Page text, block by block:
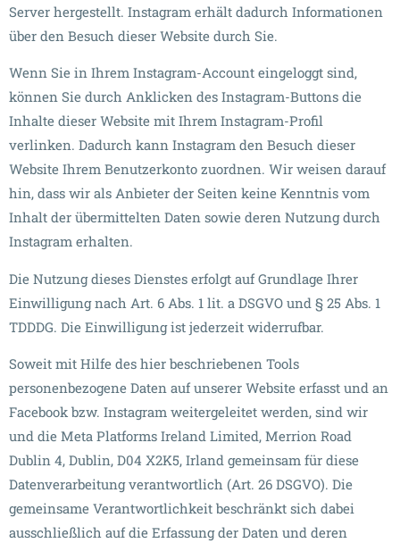
Server hergestellt. Instagram erhält dadurch Informationen
über den Besuch dieser Website durch Sie.
Wenn Sie in Ihrem Instagram-Account eingeloggt sind,
können Sie durch Anklicken des Instagram-Buttons die
Inhalte dieser Website mit Ihrem Instagram-Profil
verlinken. Dadurch kann Instagram den Besuch dieser
Website Ihrem Benutzerkonto zuordnen. Wir weisen darauf
hin, dass wir als Anbieter der Seiten keine Kenntnis vom
Inhalt der übermittelten Daten sowie deren Nutzung durch
Instagram erhalten.
Die Nutzung dieses Dienstes erfolgt auf Grundlage Ihrer
Einwilligung nach Art. 6 Abs. 1 lit. a DSGVO und § 25 Abs. 1
TDDDG. Die Einwilligung ist jederzeit widerrufbar.
Soweit mit Hilfe des hier beschriebenen Tools
personenbezogene Daten auf unserer Website erfasst und an
Facebook bzw. Instagram weitergeleitet werden, sind wir
und die Meta Platforms Ireland Limited, Merrion Road
Dublin 4, Dublin, D04 X2K5, Irland gemeinsam für diese
Datenverarbeitung verantwortlich (Art. 26 DSGVO). Die
gemeinsame Verantwortlichkeit beschränkt sich dabei
ausschließlich auf die Erfassung der Daten und deren